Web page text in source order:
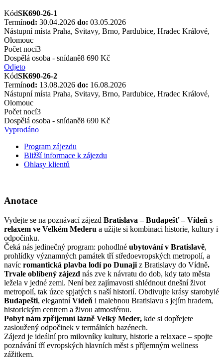
KódSK690-26-1
Termínod: 30.04.2026 do: 03.05.2026
Nástupní místa Praha, Svitavy, Brno, Pardubice, Hradec Králové,
Olomouc
Počet nocí3
Dospělá osoba - snídaně8 690 Kč
Odjeto
KódSK690-26-2
Termínod: 13.08.2026 do: 16.08.2026
Nástupní místa Praha, Svitavy, Brno, Pardubice, Hradec Králové,
Olomouc
Počet nocí3
Dospělá osoba - snídaně8 690 Kč
Vyprodáno
Program zájezdu
Bližší informace k zájezdu
Ohlasy klientů
Anotace
Vydejte se na poznávací zájezd Bratislava – Budapešť – Vídeň s
relaxem ve Velkém Mederu a užijte si kombinaci historie, kultury i
odpočinku.
Čeká nás jedinečný program: pohodlné ubytování v Bratislavě,
prohlídky významných památek tří středoevropských metropolí, a
navíc romantická plavba lodí po Dunaji z Bratislavy do Vídně.
Trvale oblíbený zájezd nás zve k návratu do dob, kdy tato města
ležela v jedné zemi. Není bez zajímavosti shlédnout dnešní život
metropolí, tak úzce spjatých s naší historií. Obdivujte krásy starobylé
Budapešti, elegantníVídeň i malebnou Bratislavu s jejím hradem,
historickým centrem a živou atmosférou.
Pobyt nám zpříjemní lázně Velký Meder, kde si dopřejete
zasloužený odpočinek v termálních bazénech.
Zájezd je ideální pro milovníky kultury, historie a relaxace – spojte
poznávání tří evropských hlavních měst s příjemným wellness
zážitkem.